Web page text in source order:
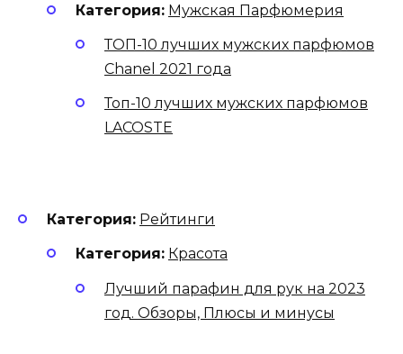
Категория: Мужская Парфюмерия
ТОП-10 лучших мужских парфюмов
Chanel 2021 года
Топ-10 лучших мужских парфюмов
LACOSTE
Категория: Рейтинги
Категория: Красота
Лучший парафин для рук на 2023
год. Обзоры, Плюсы и минусы